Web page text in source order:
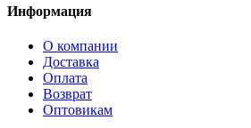
Информация
О компании
Доставка
Оплата
Возврат
Оптовикам